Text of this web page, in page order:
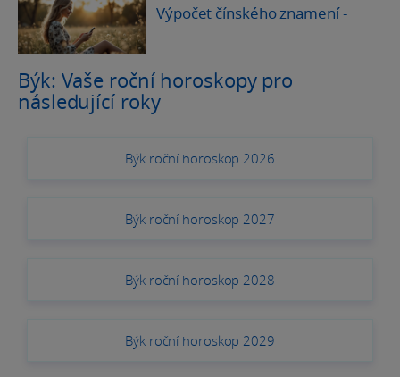
Výpočet čínského znamení-
Býk: Vaše roční horoskopy pro
následující roky
Býk roční horoskop 2026
Býk roční horoskop 2027
Býk roční horoskop 2028
Býk roční horoskop 2029